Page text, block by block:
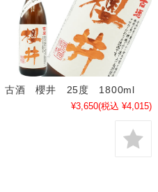
古酒 櫻井 25度 1800ml
¥3,650(税込 ¥4,015)